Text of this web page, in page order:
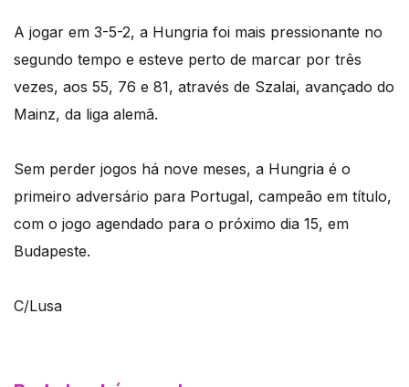
A jogar em 3-5-2, a Hungria foi mais pressionante no
segundo tempo e esteve perto de marcar por três
vezes, aos 55, 76 e 81, através de Szalai, avançado do
Mainz, da liga alemã.
Sem perder jogos há nove meses, a Hungria é o
primeiro adversário para Portugal, campeão em título,
com o jogo agendado para o próximo dia 15, em
Budapeste.
C/Lusa